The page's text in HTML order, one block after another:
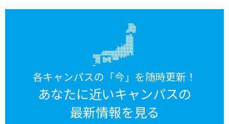
各キャンパスの「今」を随時更新！
あなたに近いキャンパスの
最新情報を見る